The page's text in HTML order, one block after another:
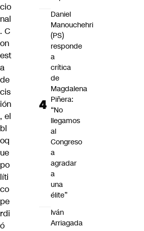
cio
nal
. C
on
est
a
de
cis
ión
, el
bl
oq
ue
po
líti
co
pe
rdi
ó
Daniel
Manouchehri
(PS)
responde
a
crítica
de
Magdalena
Piñera:
“No
llegamos
al
Congreso
a
agradar
a
una
élite”
Iván
Arriagada